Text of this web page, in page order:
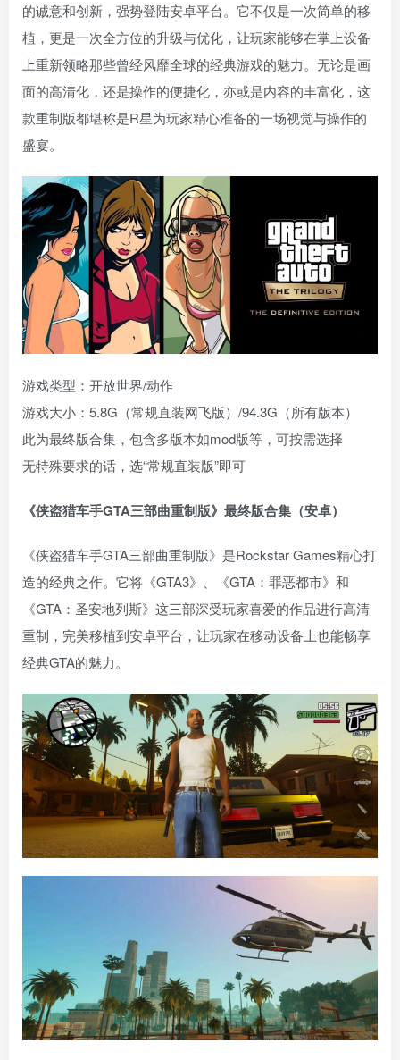
的诚意和创新，强势登陆安卓平台。它不仅是一次简单的移
植，更是一次全方位的升级与优化，让玩家能够在掌上设备
上重新领略那些曾经风靡全球的经典游戏的魅力。无论是画
面的高清化，还是操作的便捷化，亦或是内容的丰富化，这
款重制版都堪称是R星为玩家精心准备的一场视觉与操作的
盛宴。
游戏类型：开放世界/动作
游戏大小：5.8G（常规直装网飞版）/94.3G（所有版本）
此为最终版合集，包含多版本如mod版等，可按需选择
无特殊要求的话，选“常规直装版”即可
《侠盗猎车手GTA三部曲重制版》最终版合集（安卓）
《侠盗猎车手GTA三部曲重制版》是Rockstar Games精心打
造的经典之作。它将《GTA3》、《GTA：罪恶都市》和
《GTA：圣安地列斯》这三部深受玩家喜爱的作品进行高清
重制，完美移植到安卓平台，让玩家在移动设备上也能畅享
经典GTA的魅力。